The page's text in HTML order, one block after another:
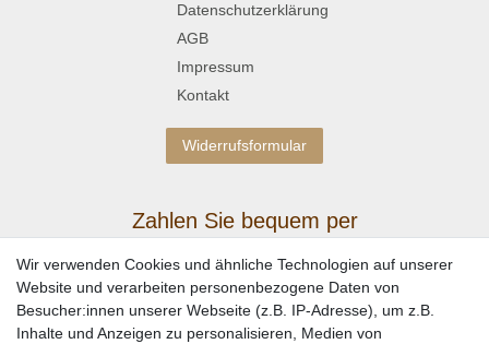
Datenschutzerklärung
AGB
Impressum
Kontakt
Widerrufsformular
Zahlen Sie bequem per
Wir verwenden Cookies und ähnliche Technologien auf unserer
Website und verarbeiten personenbezogene Daten von
Besucher:innen unserer Webseite (z.B. IP-Adresse), um z.B.
Inhalte und Anzeigen zu personalisieren, Medien von